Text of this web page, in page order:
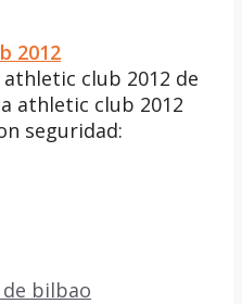
2012
club 2012 de
athletic club 2012
seguridad:
bilbao